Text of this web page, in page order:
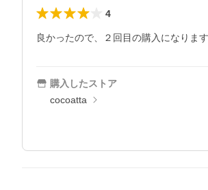
4
良かったので、２回目の購入になりま
購入したストア
cocoatta